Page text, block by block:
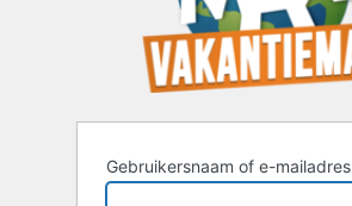
Gebruikersnaam of e-mailadres